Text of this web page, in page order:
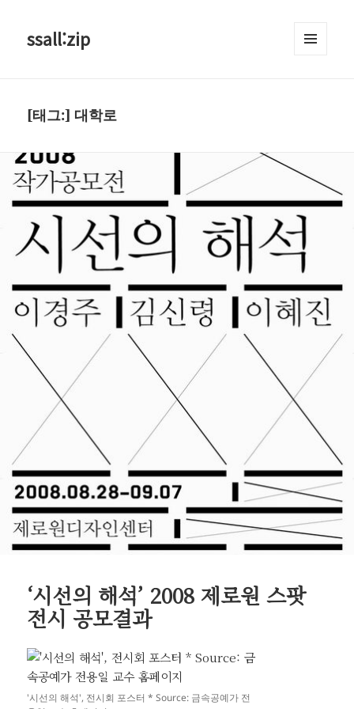
ssall:zip
[태그:] 대학로
‘시선의 해석’ 2008 제로원 스팟
전시 공모결과
'시선의 해석', 전시회 포스터 * Source: 금속공예가 전